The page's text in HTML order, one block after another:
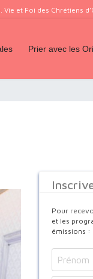
et Foi des Chrétiens
Prier avec les
Pour
et les
émissions :